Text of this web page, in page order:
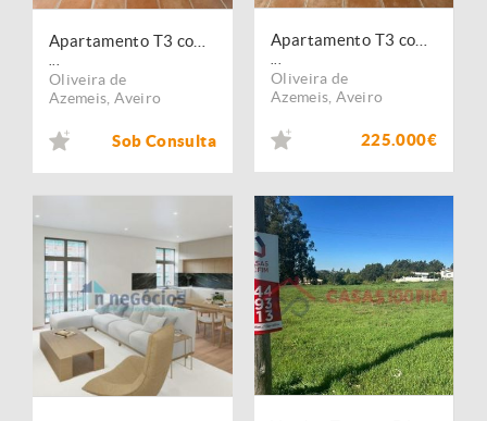
Oliveira de
Azemeis ,Aveiro
Sob Consulta
Oliveira de
Azemeis ,Aveiro
225.000€